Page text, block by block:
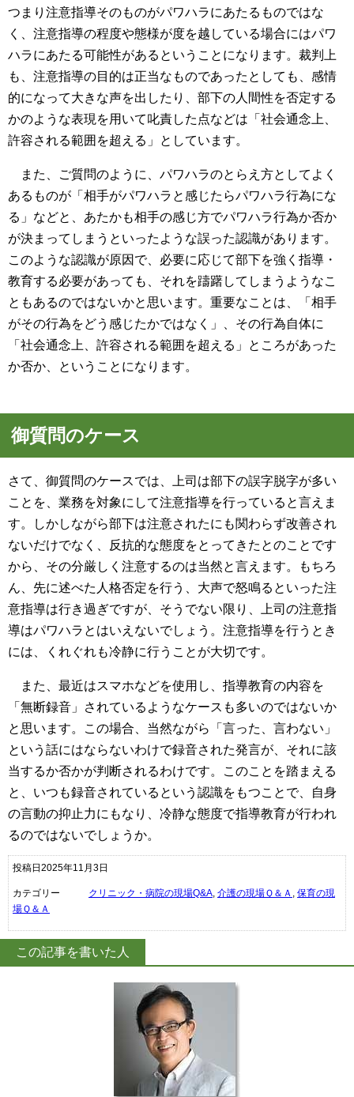
つまり注意指導そのものがパワハラにあたるものではな
く、注意指導の程度や態様が度を越している場合にはパワ
ハラにあたる可能性があるということになります。裁判上
も、注意指導の目的は正当なものであったとしても、感情
的になって大きな声を出したり、部下の人間性を否定する
かのような表現を用いて叱責した点などは「社会通念上、
許容される範囲を超える」としています。
また、ご質問のように、パワハラのとらえ方としてよく
あるものが「相手がパワハラと感じたらパワハラ行為にな
る」などと、あたかも相手の感じ方でパワハラ行為か否か
が決まってしまうといったような誤った認識があります。
このような認識が原因で、必要に応じて部下を強く指導・
教育する必要があっても、それを躊躇してしまうようなこ
ともあるのではないかと思います。重要なことは、「相手
がその行為をどう感じたかではなく」、その行為自体に
「社会通念上、許容される範囲を超える」ところがあった
か否か、ということになります。
御質問のケース
さて、御質問のケースでは、上司は部下の誤字脱字が多い
ことを、業務を対象にして注意指導を行っていると言えま
す。しかしながら部下は注意されたにも関わらず改善され
ないだけでなく、反抗的な態度をとってきたとのことです
から、その分厳しく注意するのは当然と言えます。もちろ
ん、先に述べた人格否定を行う、大声で怒鳴るといった注
意指導は行き過ぎですが、そうでない限り、上司の注意指
導はパワハラとはいえないでしょう。注意指導を行うとき
には、くれぐれも冷静に行うことが大切です。
また、最近はスマホなどを使用し、指導教育の内容を
「無断録音」されているようなケースも多いのではないか
と思います。この場合、当然ながら「言った、言わない」
という話にはならないわけで録音された発言が、それに該
当するか否かが判断されるわけです。このことを踏まえる
と、いつも録音されているという認識をもつことで、自身
の言動の抑止力にもなり、冷静な態度で指導教育が行われ
るのではないでしょうか。
投稿日2025年11月3日
カテゴリー クリニック・病院の現場Q&A 介護の現場Ｑ＆Ａ
保育の現
場Ｑ＆Ａ
この記事を書いた人